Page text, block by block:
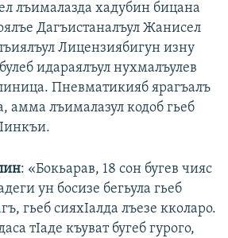
лъималазда хадубин бицана
Дагъистаналъул Жанисел
Лицензиябигун изну
идараялъул нухмалъулев
Пневматикияб ярагъалъ
амма лъималазул кодоб гьеб
: «Бокьарав, 18 сон бугев чияс
ун босизе бегьула гьеб
гьеб сияхIалда лъезе кколаро.
тIаде къуват бугеб гурого,